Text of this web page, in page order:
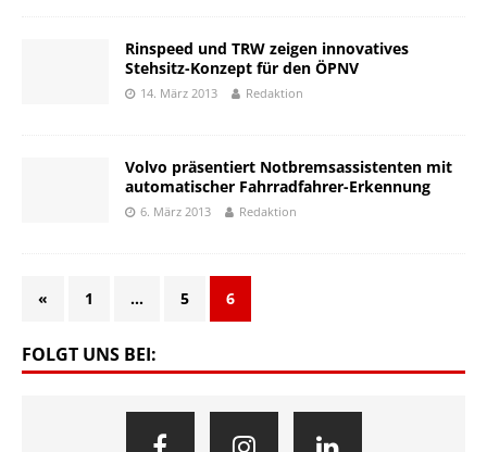
Rinspeed und TRW zeigen innovatives
Stehsitz-Konzept für den ÖPNV
14. März 2013 Redaktion
Volvo präsentiert Notbremsassistenten mit
automatischer Fahrradfahrer-Erkennung
6. März 2013 Redaktion
« 1 … 5 6
FOLGT UNS BEI: